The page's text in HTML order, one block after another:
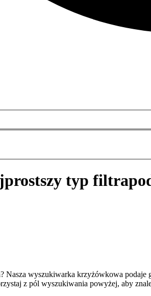
typ filtra
Nasza wyszukiwarka krzyżówkowa
z pól wyszukiwania powyżej, aby